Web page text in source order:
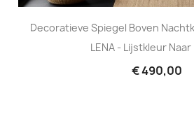
Decoratieve Spiegel Boven
LENA - Lijstkleur
€ 490,00